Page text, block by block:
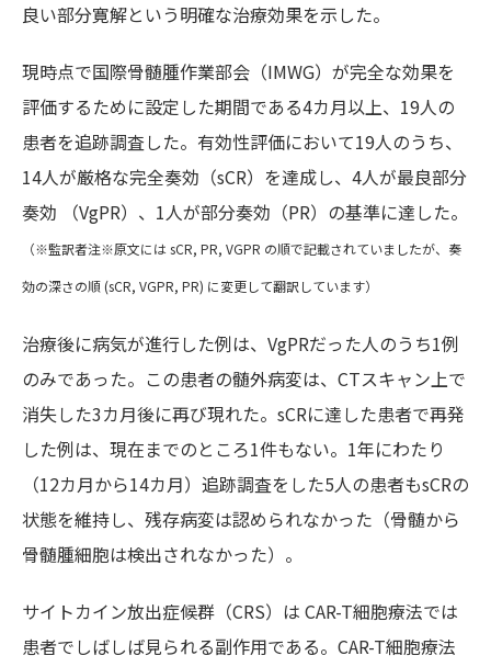
良い部分寛解という明確な治療効果を示した。
現時点で国際骨髄腫作業部会（IMWG）が完全な効果を
評価するために設定した期間である4カ月以上、19人の
患者を追跡調査した。有効性評価において19人のうち、
14人が厳格な完全奏効（sCR）を達成し、4人が最良部分
奏効 （VgPR）、1人が部分奏効（PR）の基準に達した。
（※監訳者注※原文には sCR, PR, VGPR の順で記載されていましたが、奏
効の深さの順 (sCR, VGPR, PR) に変更して翻訳しています）
治療後に病気が進行した例は、VgPRだった人のうち1例
のみであった。この患者の髄外病変は、CTスキャン上で
消失した3カ月後に再び現れた。sCRに達した患者で再発
した例は、現在までのところ1件もない。1年にわたり
（12カ月から14カ月）追跡調査をした5人の患者もsCRの
状態を維持し、残存病変は認められなかった（骨髄から
骨髄腫細胞は検出されなかった）。
サイトカイン放出症候群（CRS）は CAR-T細胞療法では
患者でしばしば見られる副作用である。CAR-T細胞療法